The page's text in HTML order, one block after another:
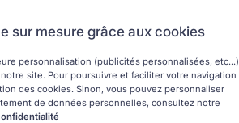
sur mesure grâce aux cookies
personnalisation (publicités personnalisées, etc...)
site. Pour poursuivre et faciliter votre navigation
des cookies. Sinon, vous pouvez personnaliser
de données personnelles, consultez notre